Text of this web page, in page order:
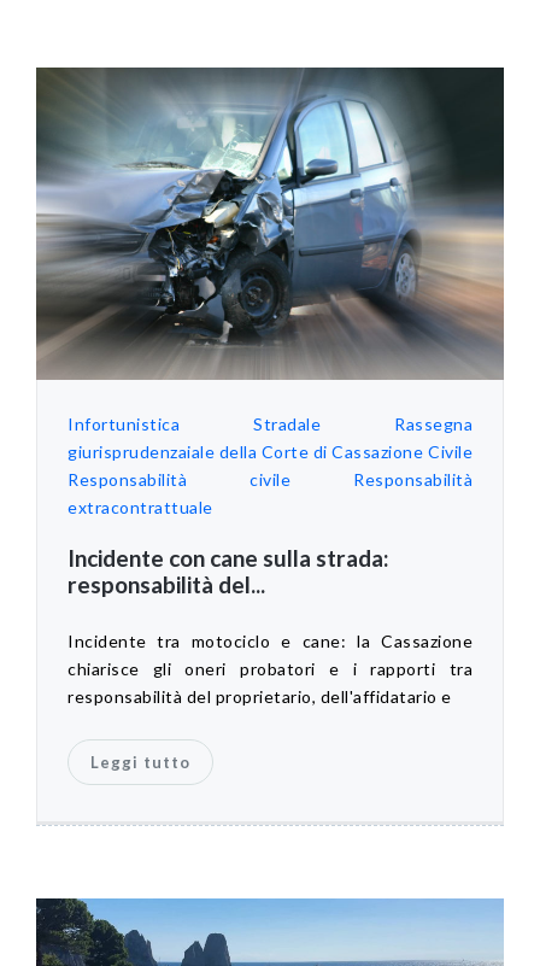
Infortunistica Stradale
Rassegna
giurisprudenzaiale della Corte di Cassazione Civile
Responsabilità civile
Responsabilità
extracontrattuale
Incidente con cane sulla strada:
responsabilità del...
Incidente tra motociclo e cane: la Cassazione
chiarisce gli oneri probatori e i rapporti tra
responsabilità del proprietario, dell'affidatario e
Leggi tutto